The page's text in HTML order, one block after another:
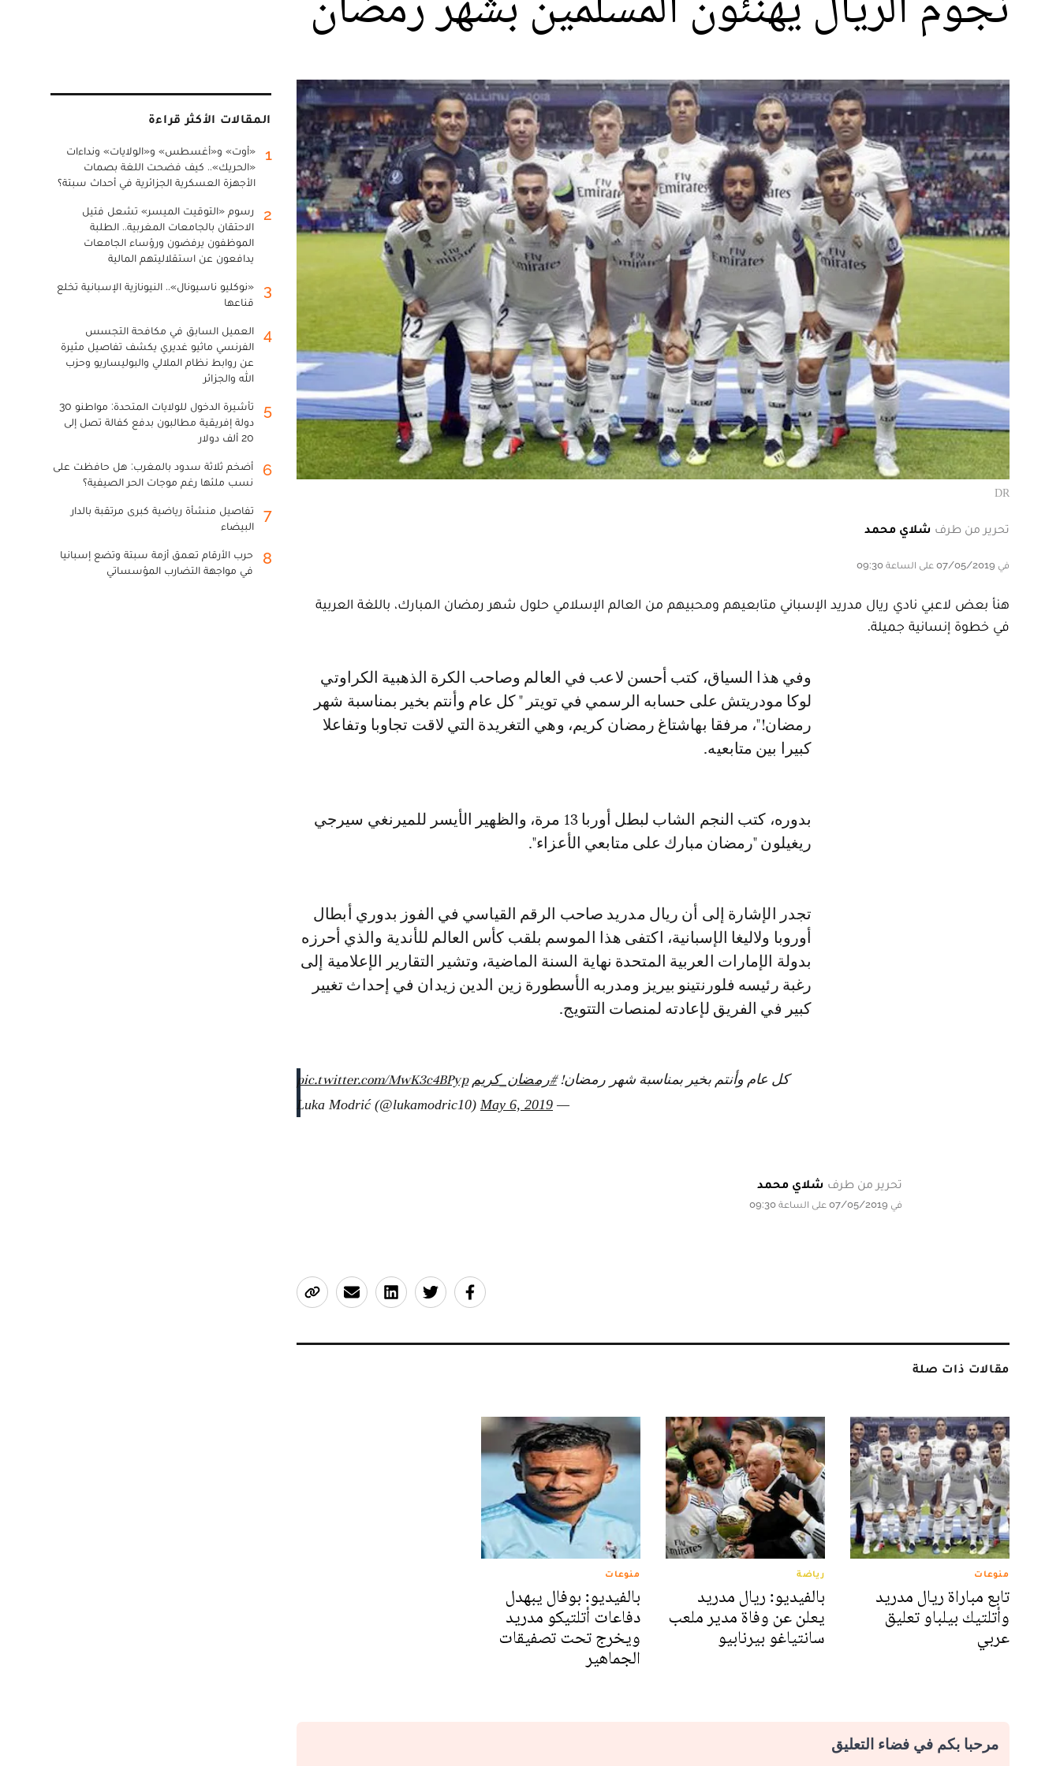
DR
تحرير من طرف شلاي محمد
في 07/05/2019 على الساعة 09:30
هنأ بعض لاعبي نادي ريال مدريد الإسباني متابعيهم ومحبيهم من العالم الإسلامي حلول شهر رمضان المبارك، باللغة العربية
في خطوة إنسانية جميلة.
وفي هذا السياق، كتب أحسن لاعب في العالم وصاحب الكرة الذهبية الكراوتي
لوكا مودريتش على حسابه الرسمي في تويتر " ‏كل عام وأنتم بخير بمناسبة شهر
رمضان!"، مرفقا بهاشتاغ رمضان كريم، وهي التغريدة التي لاقت تجاوبا وتفاعلا
كبيرا بين متابعيه.
بدوره، كتب النجم الشاب لبطل أوربا 13 مرة، والظهير الأيسر للميرنغي سيرجي
ريغيلون "رمضان مبارك على متابعي الأعزاء".
تجدر الإشارة إلى أن ريال مدريد صاحب الرقم القياسي في الفوز بدوري أبطال
أوروبا ولاليغا الإسبانية، اكتفى هذا الموسم بلقب كأس العالم للأندية والذي أحرزه
بدولة الإمارات العربية المتحدة نهاية السنة الماضية، وتشير التقارير الإعلامية إلى
رغبة رئيسه فلورنتينو بيريز ومدربه الأسطورة زين الدين زيدان في إحداث تغيير
كبير في الفريق لإعادته لمنصات التتويج.
كل عام وأنتم بخير بمناسبة شهر رمضان!#رمضان_كريم pic.twitter.com/MwK3c4BPyp
— Luka Modrić (@lukamodric10)
May 6, 2019
تحرير من طرف شلاي محمد
في 07/05/2019 على الساعة 09:30
مقالات ذات صلة
منوعات
تابع مباراة ريال مدريد
وأتلتيك بيلباو تعليق
عربي
رياضة
بالفيديو: ريال مدريد
يعلن عن وفاة مدير ملعب
سانتياغو بيرنابيو
منوعات
بالفيديو: بوفال يبهدل
دفاعات أتلتيكو مدريد
ويخرج تحت تصفيقات
الجماهير
مرحبا بكم في فضاء التعليق
المقالات الأكثر قراءة
1
«أوت» و«أغسطس» و«الولايات» ونداءات
«الحريك».. كيف فضحت اللغة بصمات
الأجهزة العسكرية الجزائرية في أحداث سبتة؟
2
رسوم «التوقيت الميسر» تشعل فتيل
الاحتقان بالجامعات المغربية.. الطلبة
الموظفون يرفضون ورؤساء الجامعات
يدافعون عن استقلاليتهم المالية
3
«نوكليو ناسيونال».. النيونازية الإسبانية تخلع
قناعها
4
العميل السابق في مكافحة التجسس
الفرنسي ماثيو غديري يكشف تفاصيل مثيرة
عن روابط نظام الملالي والبوليساريو وحزب
الله والجزائر
5
تأشيرة الدخول للولايات المتحدة: مواطنو 30
دولة إفريقية مطالبون بدفع كفالة تصل إلى
20 ألف دولار
6
أضخم ثلاثة سدود بالمغرب: هل حافظت على
نسب ملئها رغم موجات الحر الصيفية؟
7
تفاصيل منشأة رياضية كبرى مرتقبة بالدار
البيضاء
8
حرب الأرقام تعمق أزمة سبتة وتضع إسبانيا
في مواجهة التضارب المؤسساتي